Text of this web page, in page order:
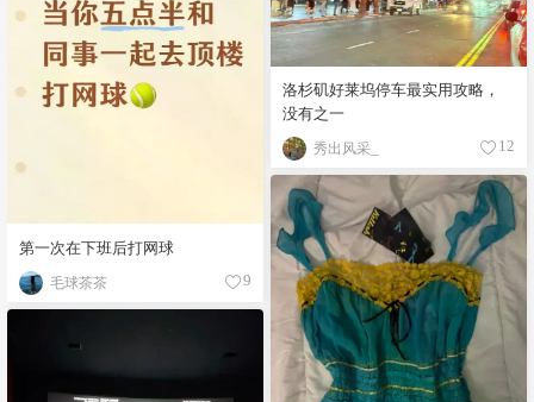
洛杉矶好莱坞停车最实用攻略，
没有之一
秀出风采_ 12
第一次在下班后打网球
毛球茶茶 9